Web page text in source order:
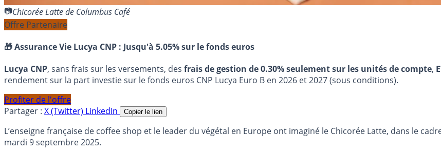
Chicorée Latte de Columbus Café
Offre Partenaire
🎁 Assurance Vie Lucya CNP : Jusqu'à 5.05% sur le fonds euros
Lucya CNP, sans frais sur les versements, des frais de gestion de 0.30% seulement sur les unités de compte,
rendement sur la part investie sur le fonds euros CNP Lucya Euro B en 2026 et 2027 (sous conditions).
Profiter de l'offre
Partager : X (Twitter) LinkedIn Copier le lien
L’enseigne française de coffee shop et le leader du végétal en Europe ont imaginé le Chicorée Latte, dans le
mardi 9 septembre 2025.